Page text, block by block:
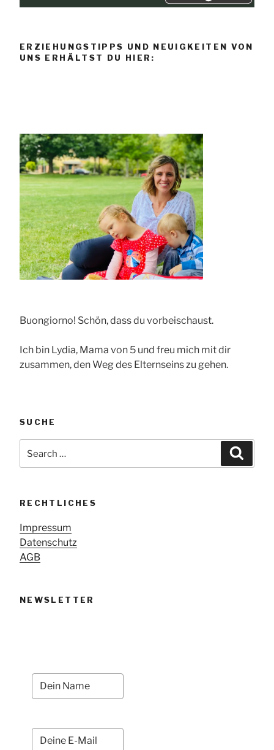
ERZIEHUNGSTIPPS UND NEUIGKEITEN VON
UNS ERHÄLTST DU HIER:
Buongiorno! Schön, dass du vorbeischaust.
Ich bin Lydia, Mama von 5 und freu mich mit dir
zusammen, den Weg des Elternseins zu gehen.
SUCHE
for:
RECHTLICHES
Impressum
Datenschutz
AGB
NEWSLETTER